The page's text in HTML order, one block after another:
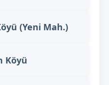
(Yeni Mah.)
Köyü